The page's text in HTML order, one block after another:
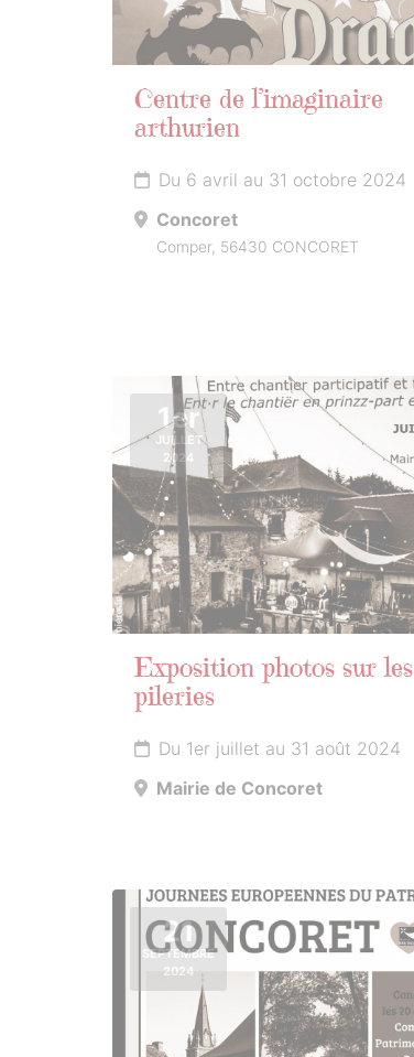
Centre de l’imaginaire
arthurien
Du 6 avril au 31 octobre 2024
Concoret
Comper, 56430 CONCORET
1er
JUILLET
2024
Exposition photos sur les
pileries
Du 1er juillet au 31 août 2024
Mairie de Concoret
21
SEPTEMBRE
2024